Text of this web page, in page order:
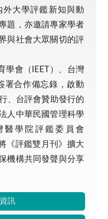
大學評鑑新知與動
題，亦邀請專家學者
與社會大眾關切的評
學會（IEET）、台灣
署合作備忘錄，啟動
、台評會贊助發行的
人中華民國管理科學
醫學院評鑑委員會
《評鑑雙月刊》擴大
機構共同發聲與分享
訊